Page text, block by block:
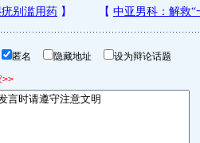
匿名 隐藏地址 设为辩论话题
>>